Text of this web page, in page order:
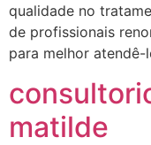
qualidade no
de profissionais
para melhor
matilde